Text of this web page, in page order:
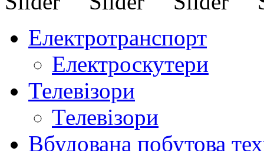
Електротранспорт
Електроскутери
Телевізори
Телевізори
Вбудована побутова